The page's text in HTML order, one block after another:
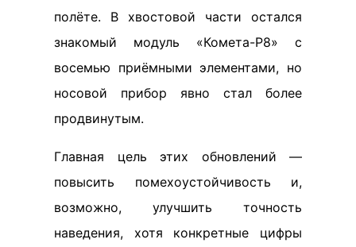
полёте. В хвостовой части остался
знакомый модуль «Комета-Р8» с
восемью приёмными элементами, но
носовой прибор явно стал более
продвинутым.
Главная цель этих обновлений —
повысить помехоустойчивость и,
возможно, улучшить точность
наведения, хотя конкретные цифры